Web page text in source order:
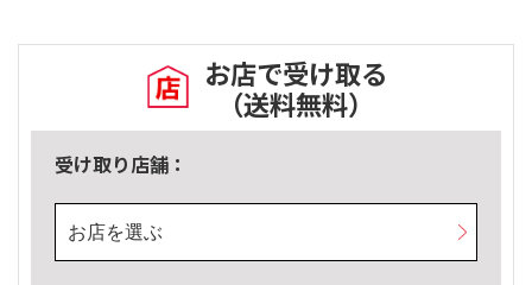
お店で受け取る
（送料無料）
受け取り店舗：
お店を選ぶ